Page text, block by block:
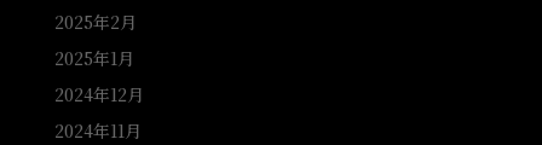
2025年2月
2025年1月
2024年12月
2024年11月